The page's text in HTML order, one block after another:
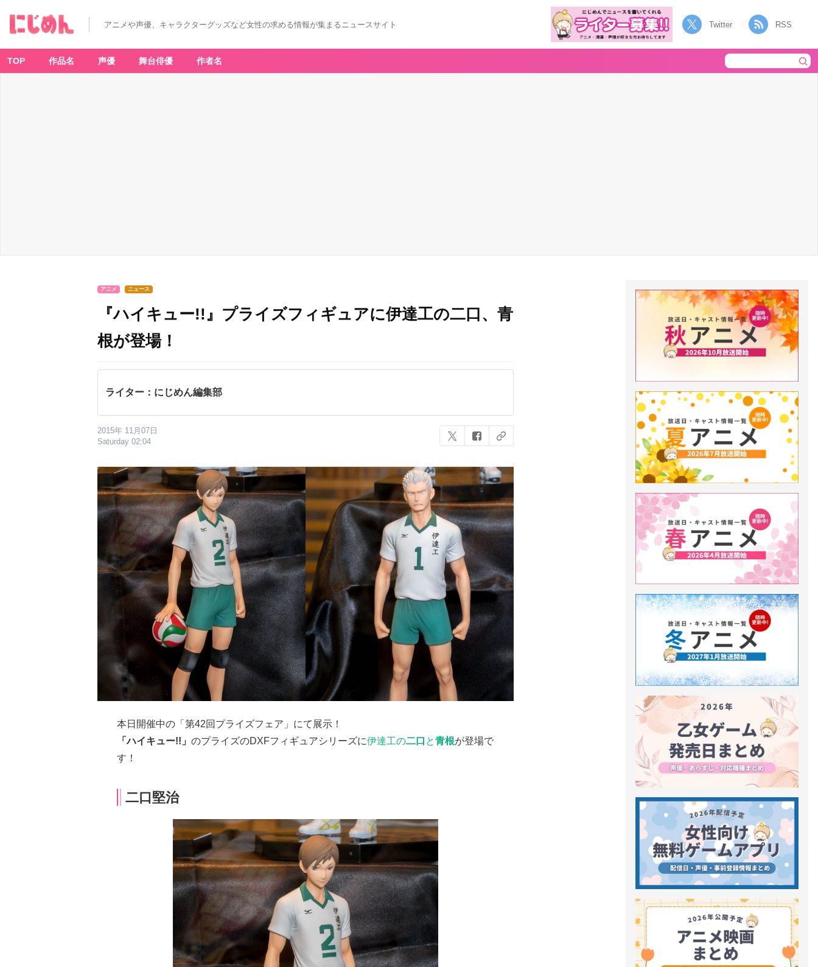
アニメや声優、キャラクターグッズなど女性の求める情報が集まるニュースサイト Twitter RSS
TOP 作品名 声優 舞台俳優 作者名
アニメ ニュース
『ハイキュー!!』プライズフィギュアに伊達工の二口、青
根が登場！
ライター：にじめん編集部
2015年 11月07日
Saturday 02:04
本日開催中の「第42回プライズフェア」にて展示！
「ハイキュー!!」 のプライズのDXFフィギュアシリーズに伊達工の二口 と青根が登場で
す！
二口堅治